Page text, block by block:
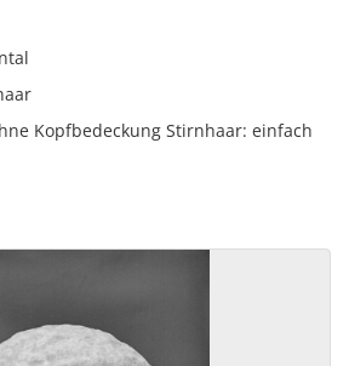
Kopfbedeckung Stirnhaar: einfach